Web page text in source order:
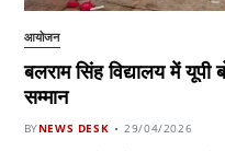
आयोजन
बलराम सिंह विद्यालय में यूपी
सम्मान
BYNEWS DESK 29/04/2026